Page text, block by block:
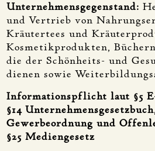
Unternehmensgegenstand:
und Vertrieb von
Kräutertees und
Kosmetikprodukten,
die der Schönheits- und
dienen sowie
Informationspflicht laut §5
§14
Gewerbeordnung und
§25 Mediengesetz